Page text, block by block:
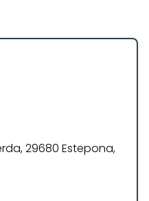
29680 Estepona,